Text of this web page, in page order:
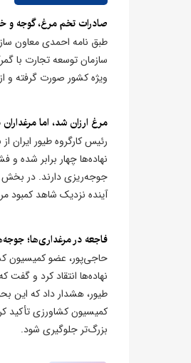
صادرات تخم مرغ، گوجه و
طبق نامه احمدی معاون
سازمان توسعه تجارت با
ویژه کشور صورت گرفته و
مرغ ارزان شد، اما مرغداران در
رئیس کارگروه طیور
آینده نزدیک شاهد کمبود
فاجعه در مرغداری‌ها؛
حاجی‌پور، عضو کمیسیون
نهاده‌ها انتقاد کرد و گفت
طیور، هشدار داد که این
کمیسیون کشاورزی تأکید
بزرگ‌تر جلوگیری شود.